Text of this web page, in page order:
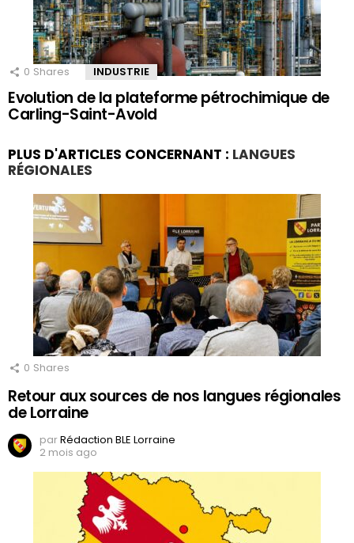
0 Shares INDUSTRIE
Evolution de la plateforme pétrochimique de
Carling-Saint-Avold
PLUS D'ARTICLES CONCERNANT : LANGUES
RÉGIONALES
0 Shares
Retour aux sources de nos langues régionales
de Lorraine
parRédaction BLE Lorraine
2 mois ago